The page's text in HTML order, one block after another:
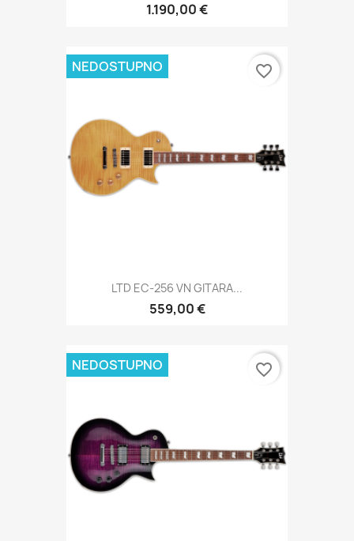
1.190,00 €
LTD EC-256 VN GITARA...
559,00 €
NEDOSTUPNO favorite_border
NEDOSTUPNO favorite_border